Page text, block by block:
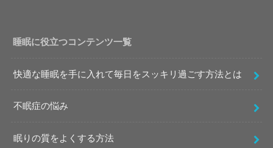
睡眠に役立つコンテンツ一覧
快適な睡眠を手に入れて毎日をスッキリ過ごす方法とは
不眠症の悩み
眠りの質をよくする方法